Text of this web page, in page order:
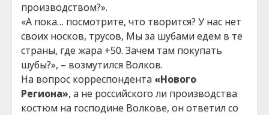
производством?».
«А пока… посмотрите, что творится? У нас нет
своих носков, трусов, Мы за шубами едем в те
страны, где жара +50. Зачем там покупать
шубы?», – возмутился Волков.
На вопрос корреспондента «Нового
Региона», а не российского ли производства
костюм на господине Волкове, он ответил со